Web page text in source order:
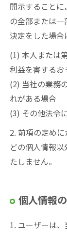
開示すること
の全部または
決定をした場合
(1) 本人または
利益を害する
(2) 当社の業務
れがある場合
(3) その他法令
2. 前項の定め
どの個人情報
たしません。
個人情報
1. ユーザーは